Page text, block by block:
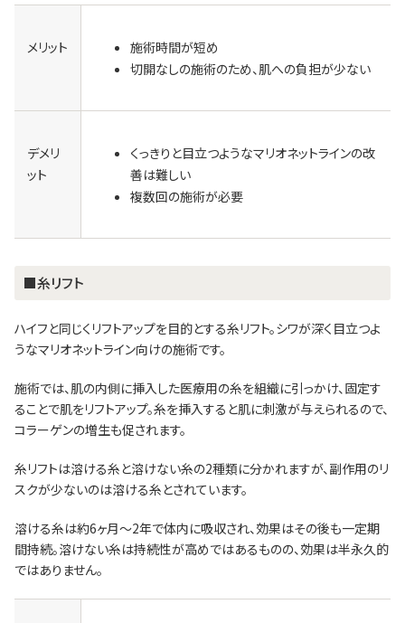
メリット
施術時間が短め
切開なしの施術のため、肌への負担が少ない
デメリ
ット
くっきりと目立つようなマリオネットラインの改
善は難しい
複数回の施術が必要
■糸リフト
ハイフと同じくリフトアップを目的とする糸リフト。シワが深く目立つよ
うなマリオネットライン向けの施術です。
施術では、肌の内側に挿入した医療用の糸を組織に引っかけ、固定す
ることで肌をリフトアップ。糸を挿入すると肌に刺激が与えられるので、
コラーゲンの増生も促されます。
糸リフトは溶ける糸と溶けない糸の2種類に分かれますが、副作用のリ
スクが少ないのは溶ける糸とされています。
溶ける糸は約6ヶ月～2年で体内に吸収され、効果はその後も一定期
間持続。溶けない糸は持続性が高めではあるものの、効果は半永久的
ではありません。